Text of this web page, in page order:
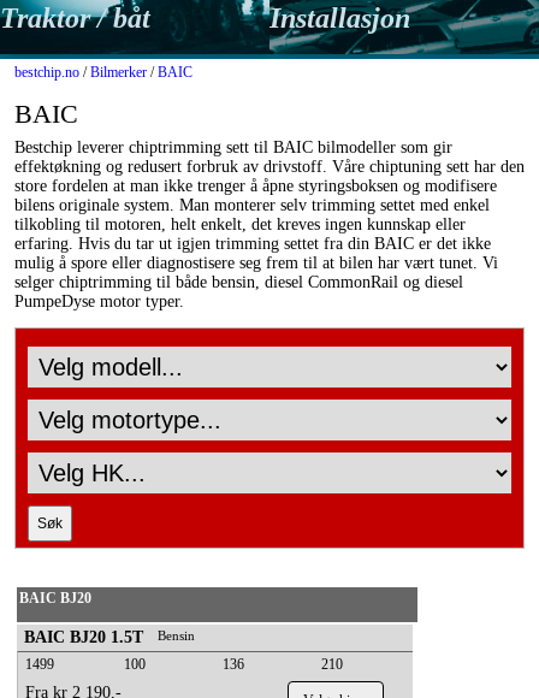
Traktor / båt Installasjon
bestchip.no /Bilmerker /BAIC
BAIC
Bestchip leverer chiptrimming sett til BAIC bilmodeller som gir
effektøkning og redusert forbruk av drivstoff. Våre chiptuning sett har den
store fordelen at man ikke trenger å åpne styringsboksen og modifisere
bilens originale system. Man monterer selv trimming settet med enkel
tilkobling til motoren, helt enkelt, det kreves ingen kunnskap eller
erfaring. Hvis du tar ut igjen trimming settet fra din BAIC er det ikke
mulig å spore eller diagnostisere seg frem til at bilen har vært tunet. Vi
selger chiptrimming til både bensin, diesel CommonRail og diesel
PumpeDyse motor typer.
BAIC BJ20
BAIC BJ20 1.5T Bensin
1499 100 136 210
Fra kr 2 190,-